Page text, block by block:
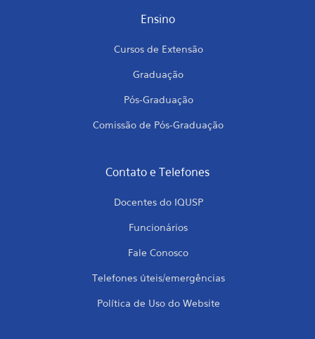
Ensino
Cursos de Extensão
Graduação
Pós-Graduação
Comissão de Pós-Graduação
Contato e Telefones
Docentes do IQUSP
Funcionários
Fale Conosco
Telefones úteis/emergências
Política de Uso do Website